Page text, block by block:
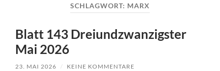
SCHLAGWORT: MARX
Blatt 143 Dreiundzwanzigster
Mai 2026
23. MAI 2026 / KEINE KOMMENTARE